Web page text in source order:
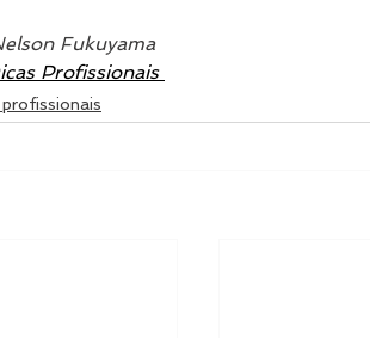
Fukuyama
Profissionais